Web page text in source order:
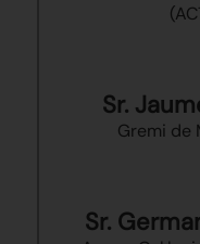
Sr.
Gremi de
Sr.